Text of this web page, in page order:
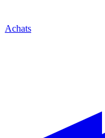
Achats